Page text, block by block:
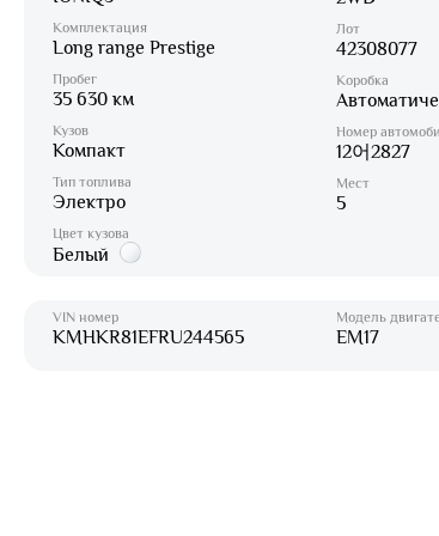
Комплектация
Long range Prestige
Пробег
35 630 км
Кузов
Компакт
Тип топлива
Электро
Цвет кузова
Белый
Лот
42308077
Коробка
Номер
12어2827
Мест
5
VIN номер
KMHKR81EFRU244565
Модель
EM17